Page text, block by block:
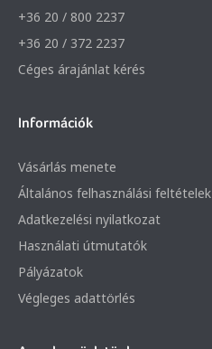
+36 20 / 800 2237
+36 20 / 372 2237
Céges árajánlat kérés
Információk
Vásárlás menete
Általános felhasználási feltételek
Adatkezelési nyilatkozat
Használati útmutatók
Pályázatok
Végleges adattörlés